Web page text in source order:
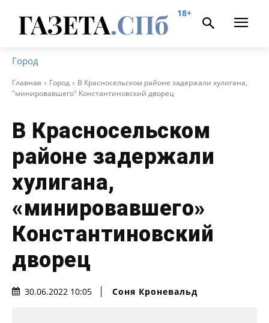
18+
Город
Главная Город
В Красносельском районе задержали хулигана,
"минировавшего" Константиновский дворец
В Красносельском
районе задержали
хулигана,
«минировавшего»
Константиновский
дворец
30.06.2022 10:05 Соня Кроневальд